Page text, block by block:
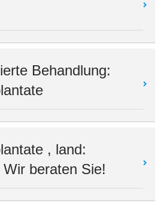
Behandlung:
, land:
beraten Sie!